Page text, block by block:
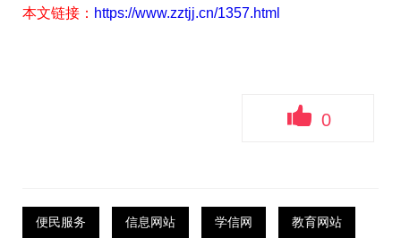
本文链接： https://www.zztjj.cn/1357.html
0
便民服务 信息网站 学信网 教育网站